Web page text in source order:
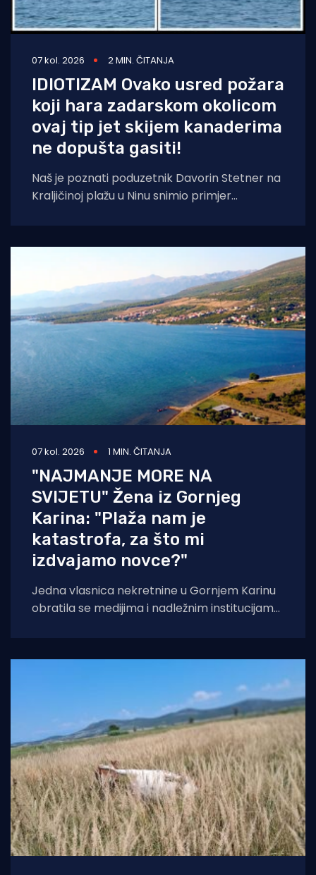
07 kol. 2026 2 MIN. ČITANJA
IDIOTIZAM Ovako usred požara
koji hara zadarskom okolicom
ovaj tip jet skijem kanaderima
ne dopušta gasiti!
Naš je poznati poduzetnik Davorin Stetner na
Kraljičinoj plažu u Ninu snimio primjer
07 kol. 2026 1 MIN. ČITANJA
"NAJMANJE MORE NA
SVIJETU" Žena iz Gornjeg
Karina: "Plaža nam je
katastrofa, za što mi
izdvajamo novce?"
Jedna vlasnica nekretnine u Gornjem Karinu
obratila se medijima i nadležnim institucijama